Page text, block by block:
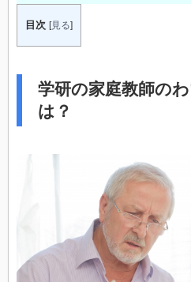
目次 [見る]
学研の家庭教師の
は？